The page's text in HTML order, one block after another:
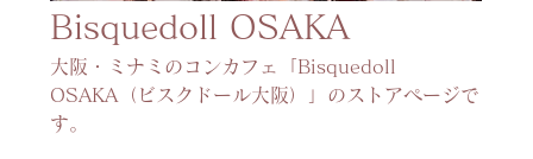
Bisquedoll OSAKA
大阪・ミナミのコンカフェ「Bisquedoll
OSAKA（ビスクドール大阪）」のストアページで
す。